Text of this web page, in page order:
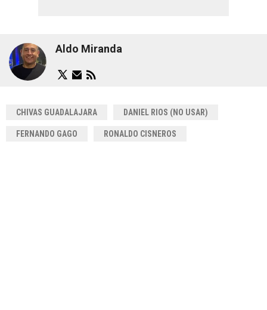
Aldo Miranda
CHIVAS GUADALAJARA DANIEL RIOS (NO USAR)
FERNANDO GAGO RONALDO CISNEROS